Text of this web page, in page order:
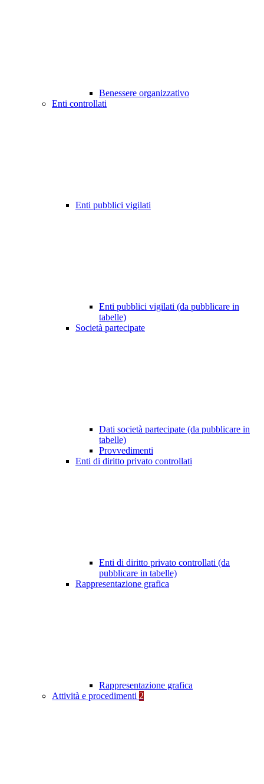
Benessere organizzativo
Enti controllati
Enti pubblici vigilati
Enti pubblici vigilati (da pubblicare in
tabelle)
Società partecipate
Dati società partecipate (da pubblicare in
tabelle)
Provvedimenti
Enti di diritto privato controllati
Enti di diritto privato controllati (da
pubblicare in tabelle)
Rappresentazione grafica
Rappresentazione grafica
Attività e procedimenti 2